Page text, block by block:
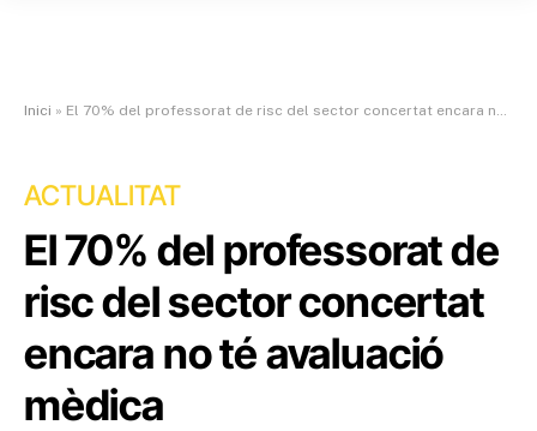
Inici » El 70% del professorat de risc del sector concertat encara no té avaluació mèdica
ACTUALITAT
El 70% del professorat de
risc del sector concertat
encara no té avaluació
mèdica